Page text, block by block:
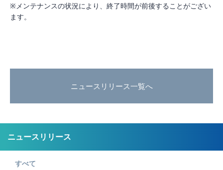
※メンテナンスの状況により、終了時間が前後することがござい
ます。
ニュースリリース一覧へ
ニュースリリース
すべて